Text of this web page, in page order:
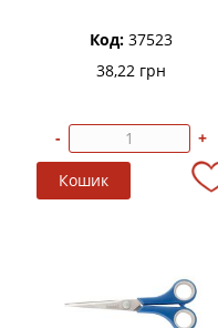
Код: 37523
38,22 грн
- +